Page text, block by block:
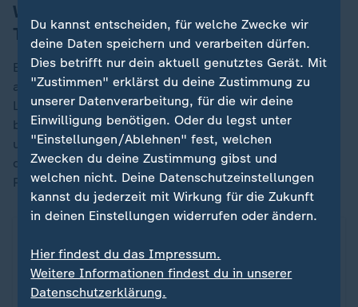
Welches Land holte die meisten WM-
Titel?
Erster Weltmeister jemals wurde 1930 die Mannschaft
aus Uruguay. Zwei Mal siegte das lateinamerikanische
Land bereits bei den Weltmeisterschaften - aber
bestritt bisher nur ein Finalspiel: Beim zweiten
uruguayischen Triumph 1950 wurde der Turniersieger
durch eine weitere Gruppenphase gekürt, eine K.-o.-
Phase gab es nicht.
Du kannst entscheiden, für welche Zwecke wir
deine Daten speichern und verarbeiten dürfen.
Dies betrifft nur dein aktuell genutztes Gerät. Mit
"Zustimmen" erklärst du deine Zustimmung zu
unserer Datenverarbeitung, für die wir deine
Einwilligung benötigen. Oder du legst unter
"Einstellungen/Ablehnen" fest, welchen
Zwecken du deine Zustimmung gibst und
welchen nicht. Deine Datenschutzeinstellungen
kannst du jederzeit mit Wirkung für die Zukunft
in deinen Einstellungen widerrufen oder ändern.
Hier findest du das Impressum.
Weitere Informationen findest du in unserer
Datenschutzerklärung.